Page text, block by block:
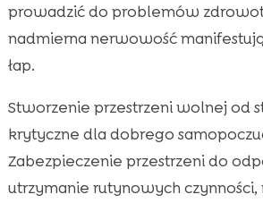
prowadzić do problemów
nadmierna nerwowość
łap.
Stworzenie przestrzeni wolnej od
krytyczne dla dobrego
Zabezpieczenie przestrzeni do
utrzymanie rutynowych czynności,